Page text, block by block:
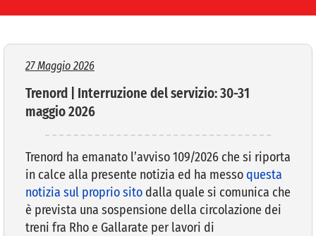
IL COMUNE
SERVIZI E UTILITA’
AREE TEMATICHE
VIVERE VANZAGO
COMUNICAZIONE
27 Maggio 2026
Trenord | Interruzione del servizio: 30-31
maggio 2026
Trenord ha emanato l’avviso 109/2026 che si riporta
in calce alla presente notizia ed ha messo questa
notizia sul proprio sitodalla quale si comunica che
è prevista una sospensione della circolazione dei
treni fra Rho e Gallarate per lavori di